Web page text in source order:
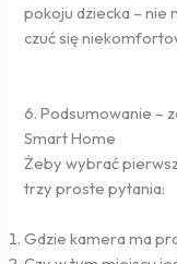
pokoju dziecka – nie
czuć się
6. Podsumowanie –
Smart Home
Żeby wybrać
trzy proste pytania:
Gdzie kamera ma